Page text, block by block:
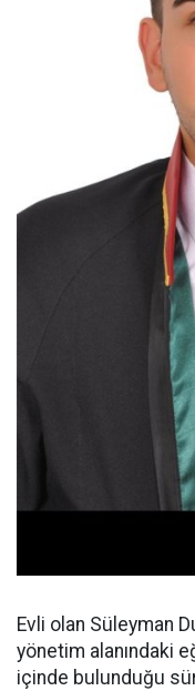
Evli olan Süleyman
yönetim alanındaki
içinde bulunduğu